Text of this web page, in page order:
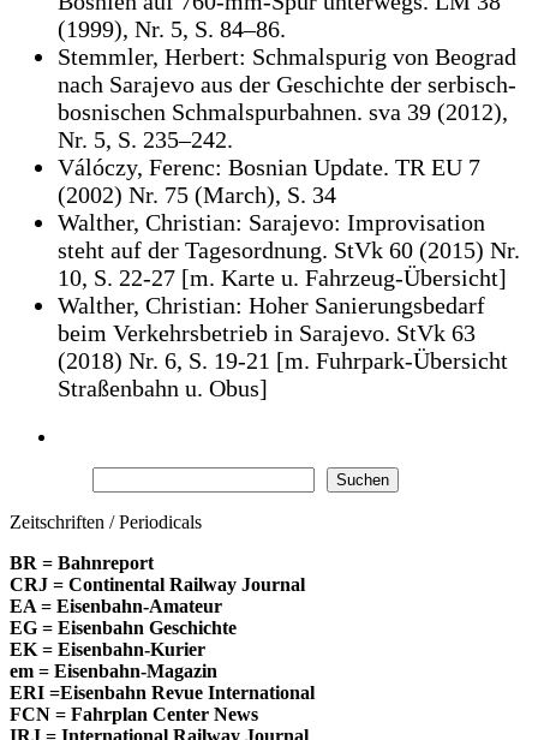
(1999), Nr. 5, S. 84–86.
Stemmler, Herbert: Schmalspurig von Beograd
nach Sarajevo aus der Geschichte der serbisch-
bosnischen Schmalspurbahnen. sva 39 (2012),
Nr. 5, S. 235–242.
Válóczy, Ferenc: Bosnian Update. TR EU 7
(2002) Nr. 75 (March), S. 34
Walther, Christian: Sarajevo: Improvisation
steht auf der Tagesordnung. StVk 60 (2015) Nr.
10, S. 22-27 [m. Karte u. Fahrzeug-Übersicht]
Walther, Christian: Hoher Sanierungsbedarf
beim Verkehrsbetrieb in Sarajevo. StVk 63
(2018) Nr. 6, S. 19-21 [m. Fuhrpark-Übersicht
Straßenbahn u. Obus]
Suchen
Zeitschriften / Periodicals
BR = Bahnreport
CRJ = Continental Railway Journal
EA = Eisenbahn-Amateur
EG = Eisenbahn Geschichte
EK = Eisenbahn-Kurier
em = Eisenbahn-Magazin
ERI =Eisenbahn Revue International
FCN = Fahrplan Center News
IRJ = International Railway Journal